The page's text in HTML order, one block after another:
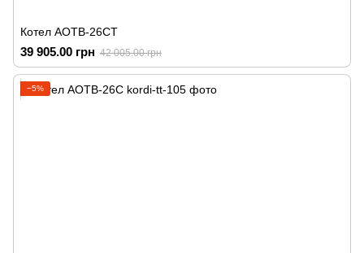
Котел АОТВ-26СТ
39 905.00 грн 42 005.00 грн
−5%